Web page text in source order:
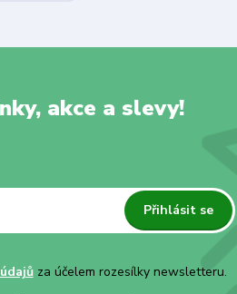
akce a slevy!
Přihlásit se
za účelem rozesílky newsletteru.